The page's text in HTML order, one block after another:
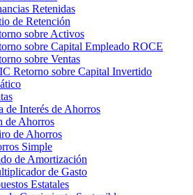
Retenidas
de Retención
sobre Activos
sobre Capital Empleado ROCE
sobre Ventas
Retorno sobre Capital Invertido
de Interés de Ahorros
de Ahorros
de Ahorros
Simple
de Amortización
de Gasto
Estatales